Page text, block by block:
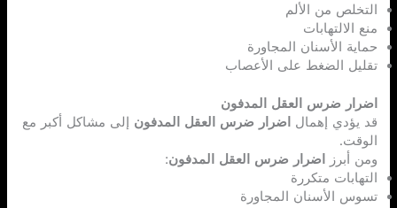
التخلص من الألم
منع الالتهابات
حماية الأسنان المجاورة
تقليل الضغط على الأعصاب
اضرار ضرس العقل المدفون
قد يؤدي إهمال
اضرار ضرس العقل المدفون إلى مشاكل أكبر مع
الوقت.
ومن أبرز
اضرار ضرس العقل المدفون:
التهابات متكررة
تسوس الأسنان المجاورة